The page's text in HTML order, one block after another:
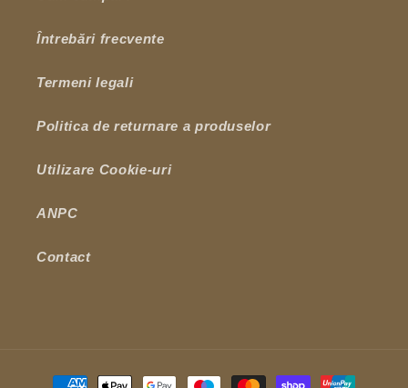
Întrebări frecvente
Termeni legali
Politica de returnare a produselor
Utilizare Cookie-uri
ANPC
Contact
Metode